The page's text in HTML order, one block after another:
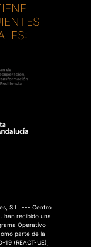
S.L. --- Centro
han recibido una
Operativo
parte de la
(REACT-UE),